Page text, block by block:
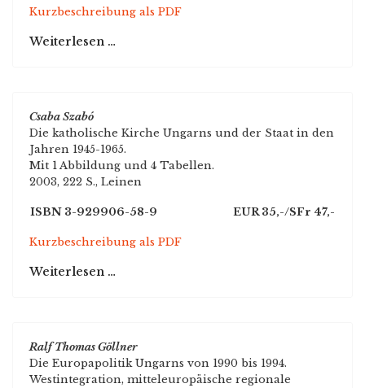
Kurzbeschreibung als PDF
Weiterlesen …
Csaba Szabó
Die katholische Kirche Ungarns und der Staat in den
Jahren 1945-1965.
Mit 1 Abbildung und 4 Tabellen.
2003, 222 S., Leinen
ISBN 3-929906-58-9 EUR 35,-/SFr 47,-
Kurzbeschreibung als PDF
Weiterlesen …
Ralf Thomas Göllner
Die Europapolitik Ungarns von 1990 bis 1994.
Westintegration, mitteleuropäische regionale